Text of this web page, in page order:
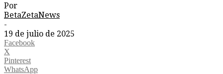
Por
BetaZetaNews
-
19 de julio de 2025
Facebook
X
Pinterest
WhatsApp